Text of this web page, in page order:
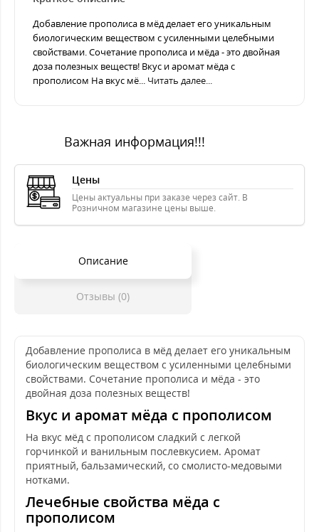
Добавление прополиса в мёд делает его уникальным
биологическим веществом с усиленными целебными
свойствами. Сочетание прополиса и мёда - это двойная
доза полезных веществ! Вкус и аромат мёда с
прополисом На вкус мё... Читать далее...
Важная информация!!!
Цены
Цены актуальны при заказе через сайт. В
Розничном магазине цены выше.
Описание
Отзывы (0)
Добавление прополиса в мёд делает его уникальным
биологическим веществом с усиленными целебными
свойствами. Сочетание прополиса и мёда - это
двойная доза полезных веществ!
Вкус и аромат мёда с прополисом
На вкус мёд с прополисом сладкий с легкой
горчинкой и ванильным послевкусием. Аромат
приятный, бальзамический, со смолисто-медовыми
нотками.
Лечебные свойства мёда с
прополисом